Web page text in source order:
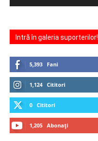
Intră în galeria suporterilor!
5,393 Fani
1,124 Cititori
0 Cititori
1,205 Abonați